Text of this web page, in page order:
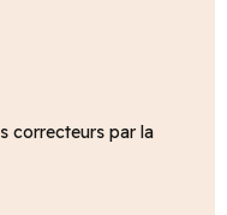
correcteurs par la